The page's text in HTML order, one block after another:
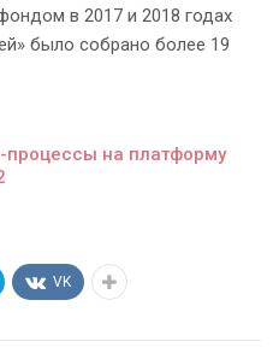
в 2017 и 2018 годах
было собрано более 19
процессы на платформу
VK